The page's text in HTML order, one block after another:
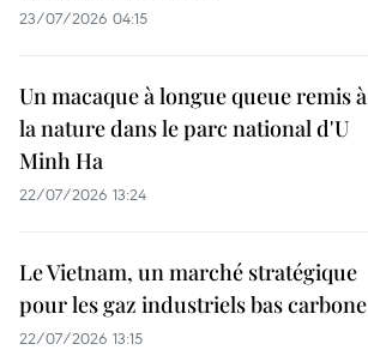
23/07/2026 04:15
Un macaque à longue queue remis à
la nature dans le parc national d'U
Minh Ha
22/07/2026 13:24
Le Vietnam, un marché stratégique
pour les gaz industriels bas carbone
22/07/2026 13:15